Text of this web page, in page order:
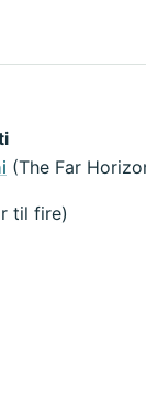
(The Far
til fire)